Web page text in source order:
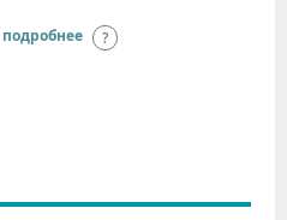
подробнее